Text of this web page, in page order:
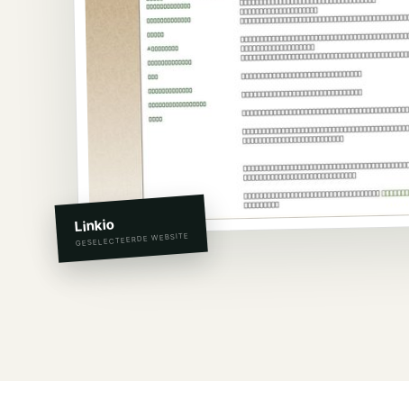
Linkio
GESELECTEERDE WEBSITE